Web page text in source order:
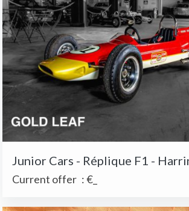
Junior Cars - Réplique F1 -
Current offer :€_